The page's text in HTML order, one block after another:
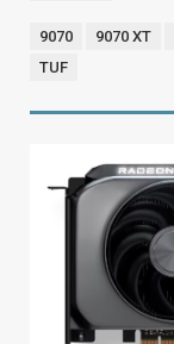
9070 9070 XT
TUF